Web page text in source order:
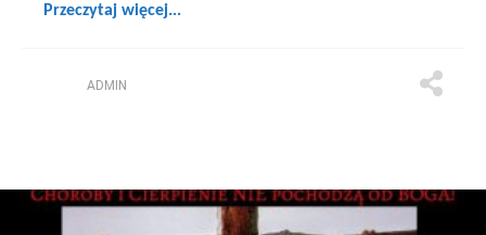
Przeczytaj więcej...
ADMIN